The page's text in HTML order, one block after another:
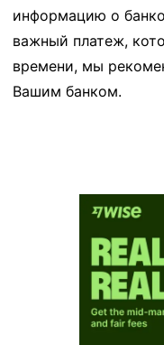
информацию о
важный платеж,
времени, мы
Вашим банком.